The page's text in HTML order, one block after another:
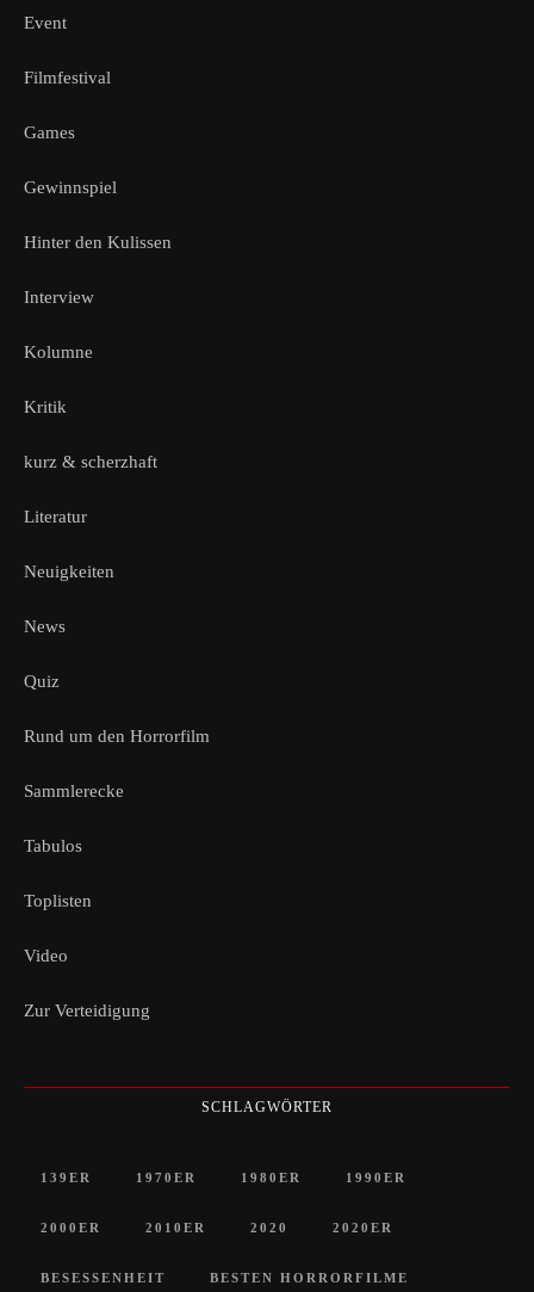
Event
Filmfestival
Games
Gewinnspiel
Hinter den Kulissen
Interview
Kolumne
Kritik
kurz & scherzhaft
Literatur
Neuigkeiten
News
Quiz
Rund um den Horrorfilm
Sammlerecke
Tabulos
Toplisten
Video
Zur Verteidigung
SCHLAGWÖRTER
139ER 1970ER 1980ER 1990ER
2000ER 2010ER 2020 2020ER
BESESSENHEIT BESTEN HORRORFILME